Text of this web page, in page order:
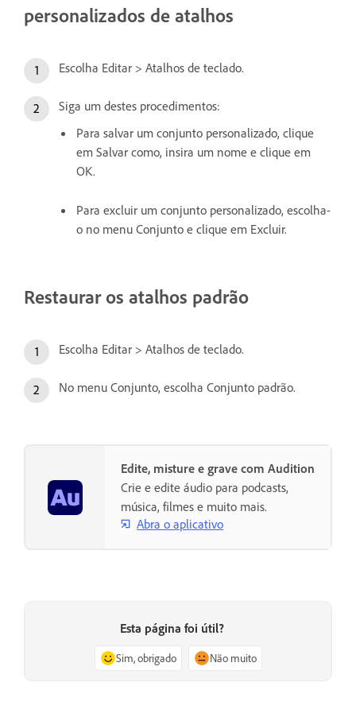
personalizados de atalhos
Escolha Editar > Atalhos de teclado.
Siga um destes procedimentos:
Para salvar um conjunto personalizado, clique
em Salvar como, insira um nome e clique em
OK.
Para excluir um conjunto personalizado, escolha-
o no menu Conjunto e clique em Excluir.
Restaurar os atalhos padrão
Escolha Editar > Atalhos de teclado.
No menu Conjunto, escolha Conjunto padrão.
Edite, misture e grave com Audition
Crie e edite áudio para podcasts,
música, filmes e muito mais.
Abra o aplicativo
Esta página foi útil?
Sim, obrigado Não muito